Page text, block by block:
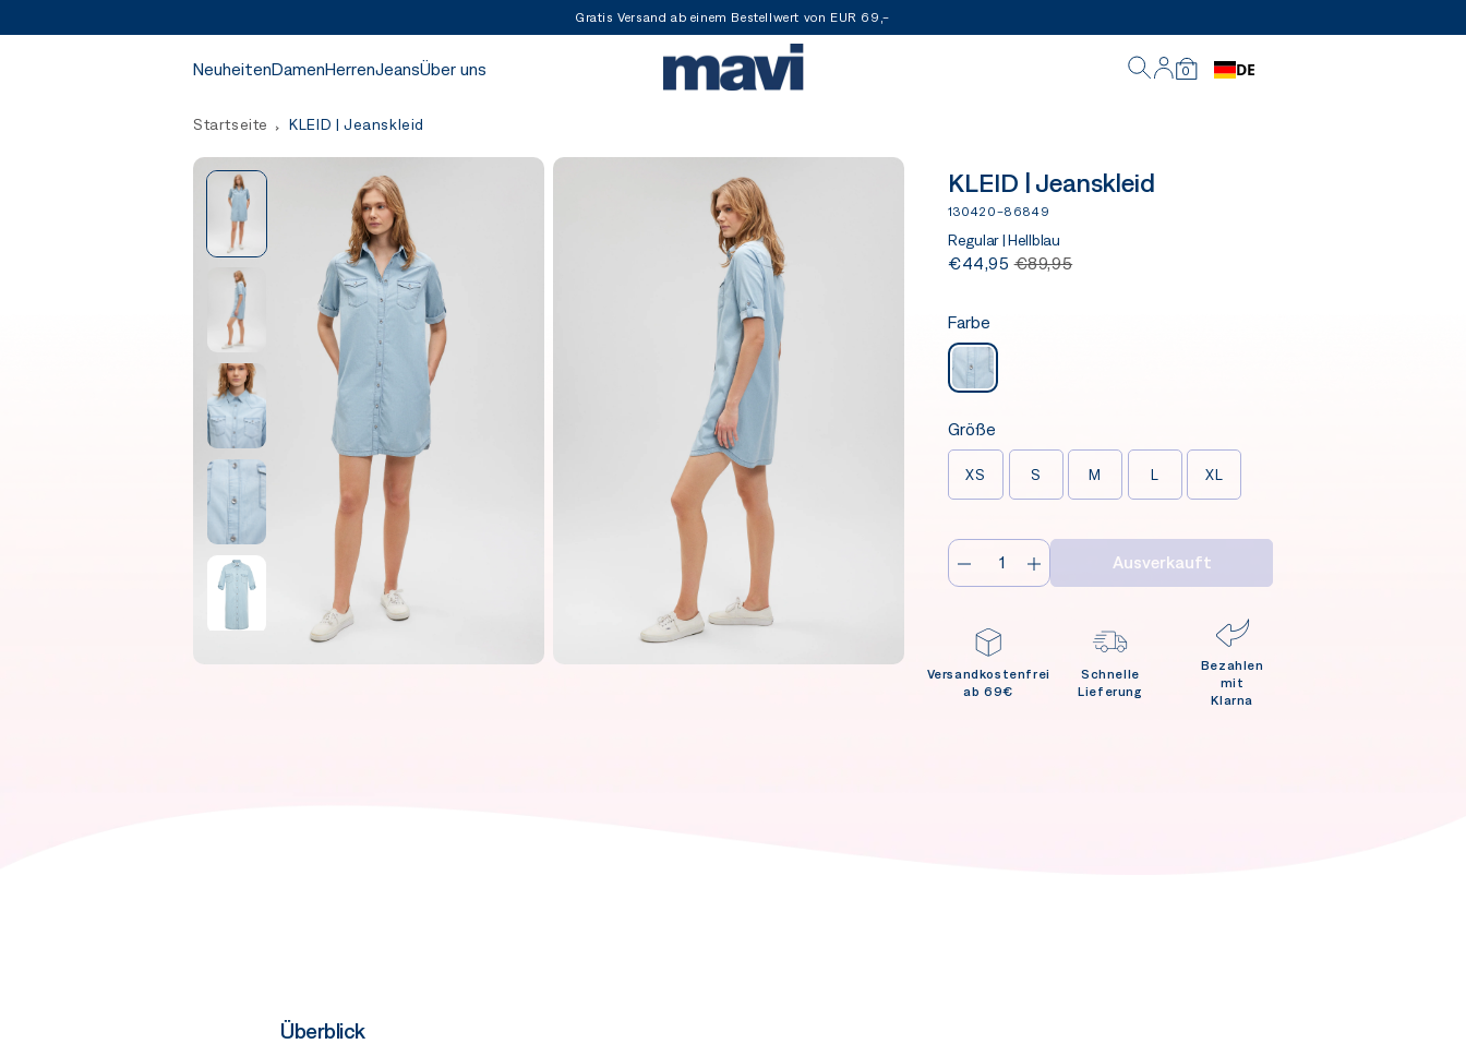
Gratis Versand ab einem Bestellwert von EUR 69,-
NeuheitenDamenHerrenJeansÜber uns 0 DE
Startseite KLEID | Jeanskleid
KLEID | Jeanskleid
130420-86849
Regular | Hellblau
€44,95 €89,95
Farbe
Größe
XS S M L XL
Ausverkauft
Versandkostenfrei
ab 69€
Schnelle
Lieferung
Bezahlen
mit
Klarna
Überblick